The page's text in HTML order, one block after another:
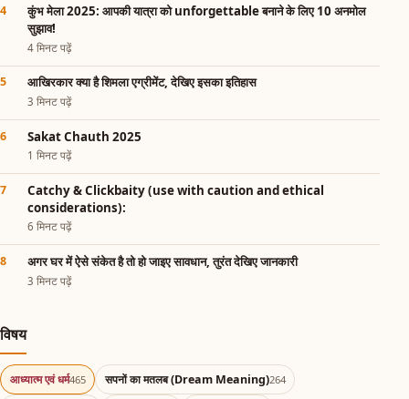
कुंभ मेला 2025: आपकी यात्रा को unforgettable बनाने के लिए 10 अनमोल
सुझाव!
4 मिनट पढ़ें
आखिरकार क्या है शिमला एग्रीमेंट, देखिए इसका इतिहास
3 मिनट पढ़ें
Sakat Chauth 2025
1 मिनट पढ़ें
Catchy & Clickbaity (use with caution and ethical
considerations):
6 मिनट पढ़ें
अगर घर में ऐसे संकेत है तो हो जाइए सावधान, तुरंत देखिए जानकारी
3 मिनट पढ़ें
विषय
आध्यात्म एवं धर्म465 सपनों का मतलब (Dream Meaning)264